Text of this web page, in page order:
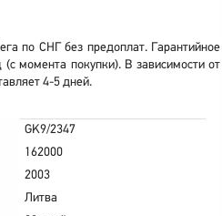
по СНГ без предоплат. Гарантийное
момента покупки). В зависимости от
4-5 дней.
GK9/2347
162000
2003
Литва